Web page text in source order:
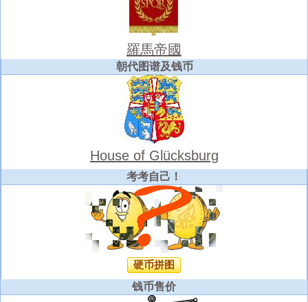
羅馬帝國
朝代图谱及钱币
House of Glücksburg
考考自己！
硬币拼图
钱币售价